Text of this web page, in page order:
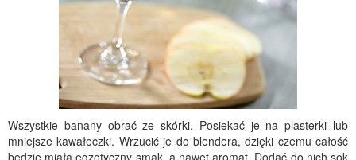
Wszystkie banany obrać ze skórki. Posiekać je na plasterki lub
mniejsze kawałeczki. Wrzucić je do blendera, dzięki czemu całość
będzie miała egzotyczny smak, a nawet aromat. Dodać do nich sok